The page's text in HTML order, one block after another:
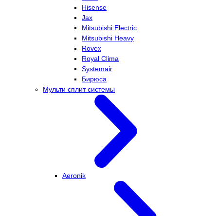
Hisense
Jax
Mitsubishi Electric
Mitsubishi Heavy
Rovex
Royal Clima
Systemair
Бирюса
Мульти сплит системы
Aeronik